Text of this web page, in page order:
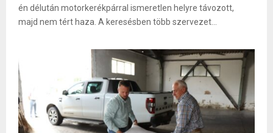
én délután motorkerékpárral ismeretlen helyre távozott,
majd nem tért haza. A keresésben több szervezet...